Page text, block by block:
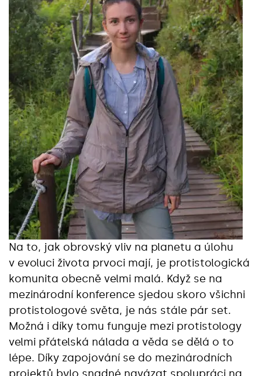
Na to, jak obrovský vliv na planetu a úlohu
v evoluci života prvoci mají, je protistologická
komunita obecně velmi malá. Když se na
mezinárodní konference sjedou skoro všichni
protistologové světa, je nás stále pár set.
Možná i díky tomu funguje mezi protistology
velmi přátelská nálada a věda se dělá o to
lépe. Díky zapojování se do mezinárodních